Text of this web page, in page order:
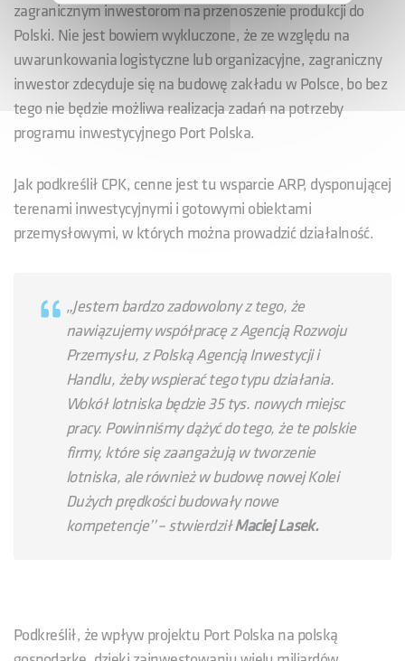
zagranicznym inwestorom na przenoszenie produkcji do
Polski. Nie jest bowiem wykluczone, że ze względu na
uwarunkowania logistyczne lub organizacyjne, zagraniczny
inwestor zdecyduje się na budowę zakładu w Polsce, bo bez
tego nie będzie możliwa realizacja zadań na potrzeby
programu inwestycyjnego Port Polska.
Jak podkreślił CPK, cenne jest tu wsparcie ARP, dysponującej
terenami inwestycyjnymi i gotowymi obiektami
przemysłowymi, w których można prowadzić działalność.
„Jestem bardzo zadowolony z tego, że
nawiązujemy współpracę z Agencją Rozwoju
Przemysłu, z Polską Agencją Inwestycji i
Handlu, żeby wspierać tego typu działania.
Wokół lotniska będzie 35 tys. nowych miejsc
pracy. Powinniśmy dążyć do tego, że te polskie
firmy, które się zaangażują w tworzenie
lotniska, ale również w budowę nowej Kolei
Dużych prędkości budowały nowe
kompetencje’’– stwierdziłMaciej Lasek.
Podkreślił, że wpływ projektu Port Polska na polską